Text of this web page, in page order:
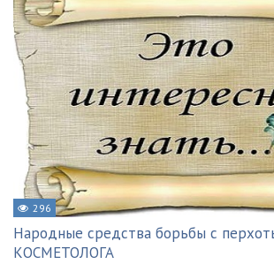
296
Народные средства борьбы с
КОСМЕТОЛОГА